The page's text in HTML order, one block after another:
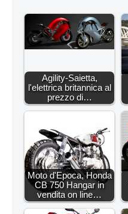
Agility-Saietta,
l'elettrica britannica al
prezzo di…
Moto d'Epoca, Honda
CB 750 Hangar in
vendita on line…